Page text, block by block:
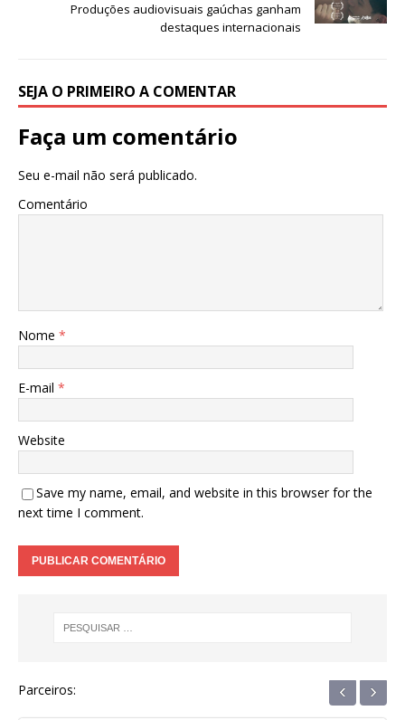
Produções audiovisuais gaúchas ganham
destaques internacionais
SEJA O PRIMEIRO A COMENTAR
Faça um comentário
Seu e-mail não será publicado.
Comentário
Nome *
E-mail *
Website
Save my name, email, and website in this browser for the
next time I comment.
Parceiros: ‹ ›